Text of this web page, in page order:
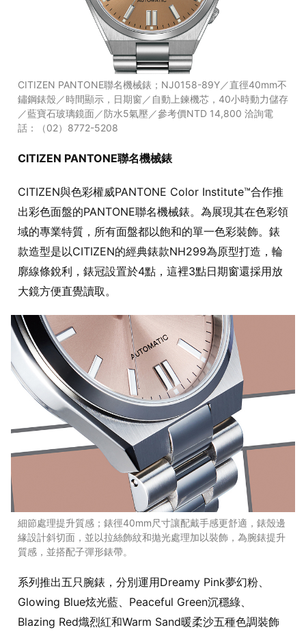
CITIZEN PANTONE聯名機械錶；NJ0158-89Y／直徑40mm不
鏽鋼錶殼／時間顯示，日期窗／自動上鍊機芯，40小時動力儲存
／藍寶石玻璃鏡面／防水5氣壓／參考價NTD 14,800 洽詢電
話：（02）8772-5208
CITIZEN PANTONE聯名機械錶
CITIZEN與色彩權威PANTONE Color Institute™合作推
出彩色面盤的PANTONE聯名機械錶。為展現其在色彩領
域的專業特質，所有面盤都以飽和的單一色彩裝飾。錶
款造型是以CITIZEN的經典錶款NH299為原型打造，輪
廓線條銳利，錶冠設置於4點，這裡3點日期窗還採用放
大鏡方便直覺讀取。
細節處理提升質感；錶徑40mm尺寸讓配戴手感更舒適，錶殼邊
緣設計斜切面，並以拉絲飾紋和拋光處理加以裝飾，為腕錶提升
質感，並搭配子彈形錶帶。
系列推出五只腕錶，分別運用Dreamy Pink夢幻粉、
Glowing Blue炫光藍、Peaceful Green沉穩綠、
Blazing Red熾烈紅和Warm Sand暖柔沙五種色調裝飾